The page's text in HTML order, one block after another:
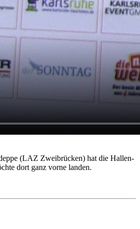
(LAZ Zweibrücken) hat die Hallen-
dort ganz vorne landen.